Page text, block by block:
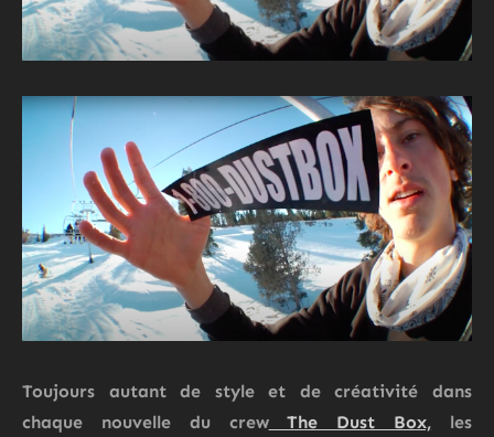
Toujours autant de style et de créativité dans
chaque nouvelle du crewThe Dust Box, les